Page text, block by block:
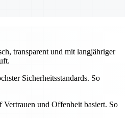
transparent und mit langjähriger
Sicherheitsstandards. So
und Offenheit basiert. So